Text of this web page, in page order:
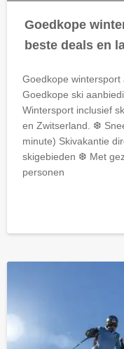
Goedkope
beste deals en
Goedkope
Goedkope ski
Wintersport inclusief
en Zwitserland. ❆
minute) Skivakantie
skigebieden ❆ Met
personen